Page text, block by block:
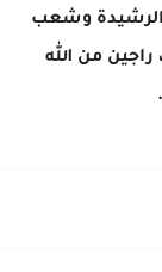
الرشيدة وشعب
راجين من الله